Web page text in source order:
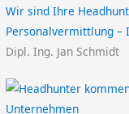
Wir sind Ihre
Personalvermittlung –
Dipl. Ing. Jan Schmidt